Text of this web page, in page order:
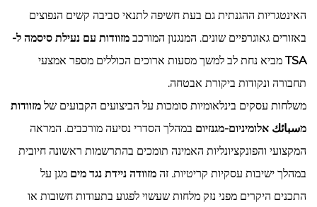
האינטגריות ההגנתית גם בעת חשיפה לתנאי סביבה קשים הנפוצים
באזורים גאוגרפיים שונים. המנגנון המורכב מזוודות עם נעילת סיסמה ל-
TSA מביא נחת לב למשך מסעות ארוכים הכוללים מספר אמצעי
תחבורה ונקודות ביקורת אבטחה.
משלחות עסקים בינלאומיות סומכות על הביצועים הקבועים של מזוודות
מسبائك אלומיניום-מגנזיום במהלך הסדרי נסיעה מורכבים. המראה
המקצועי והפונקציונליות האמינה תומכים בהתרשמות ראשונה חיובית
במהלך ישיבות עסקיות קריטיות. זה מזוודה ניידת נגד מים מגן על
התכנים היקרים מפני נזק מלחות שעשוי לפגוע בתעודות חשובות או